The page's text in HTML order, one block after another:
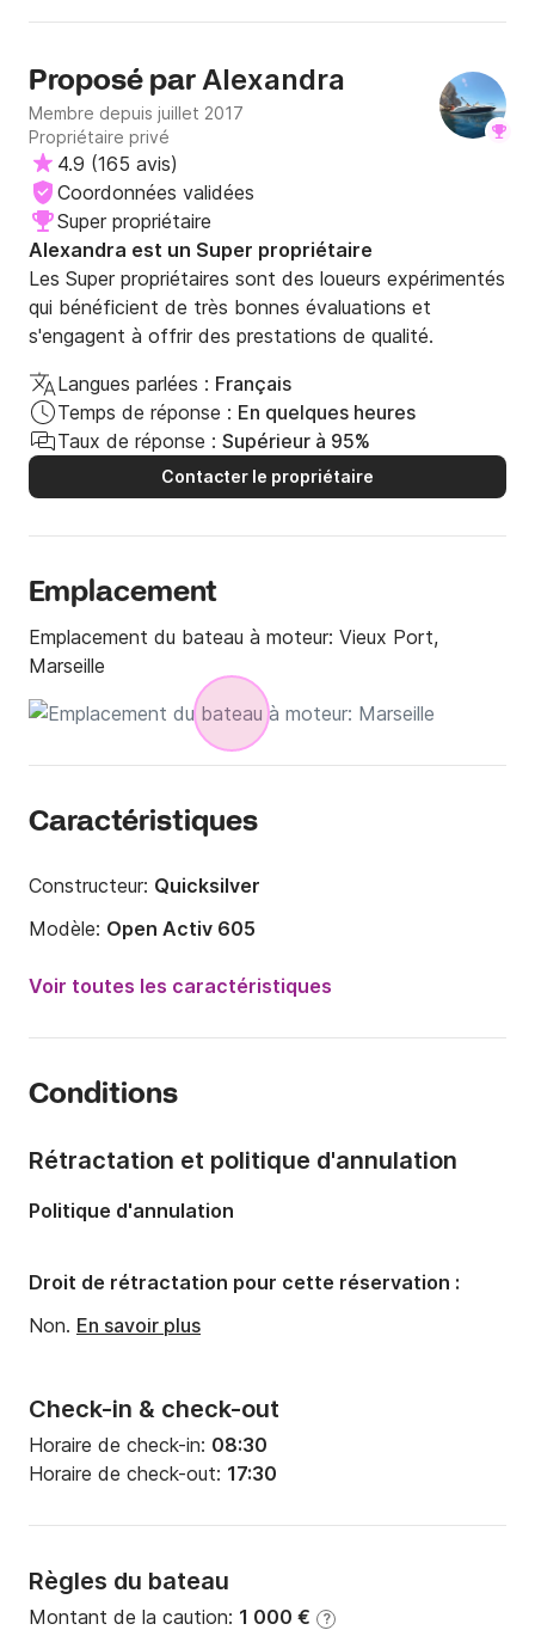
Proposé par Alexandra
Membre depuis juillet 2017
Propriétaire privé
4.9 (165 avis)
Coordonnées validées
Super propriétaire
Alexandra est un Super propriétaire
Les Super propriétaires sont des loueurs expérimentés
qui bénéficient de très bonnes évaluations et
s'engagent à offrir des prestations de qualité.
Langues parlées : Français
Temps de réponse : En quelques heures
Taux de réponse : Supérieur à 95%
Contacter le propriétaire
Emplacement
Emplacement du bateau à moteur: Vieux Port,
Marseille
Caractéristiques
Constructeur: Quicksilver
Modèle: Open Activ 605
Capacité à bord:
Voir toutes les caractéristiques
Conditions
Check-in & check-out
Horaire de check-in: 08:30
Horaire de check-out: 17:30
Règles du bateau
Montant de la caution: 1 000 € ?
Rétractation et politique d'annulation
Politique d'annulation
Droit de rétractation pour cette réservation :
Non. En savoir plus